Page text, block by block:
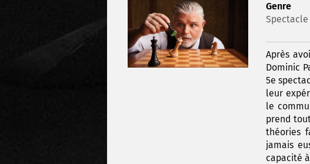
Genre
Spectacle
Après
Dominic
5e
leur
le
prend
théories
jamais
capacité